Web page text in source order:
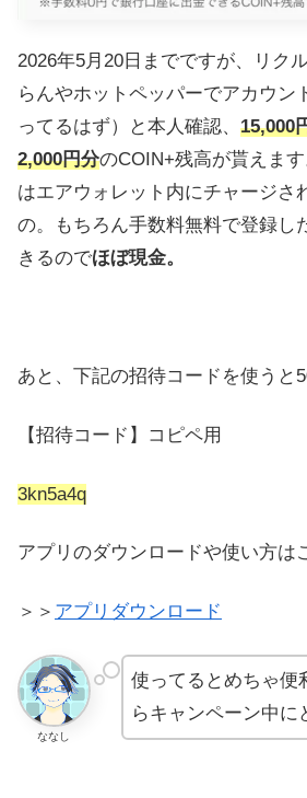
2026年5月20日までですが、リク
らんやホットペッパーでアカウン
ってるはず）と本人確認、 15,000
2,000円分のCOIN+残高が貰えま
はエアウォレット内にチャージさ
の。もちろん手数料無料で登録し
きるのでほぼ現金。
あと、下記の招待コードを使うと
【招待コード】コピペ用
3kn5a4q
アプリのダウンロードや使い方は
＞＞ アプリダウンロード
ななし
使ってるとめちゃ便
らキャンペーン中に